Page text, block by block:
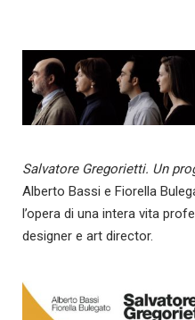
Salvatore Gregorietti. Un
Alberto Bassi e Fiorella
l’opera di una intera vita
designer e art director.